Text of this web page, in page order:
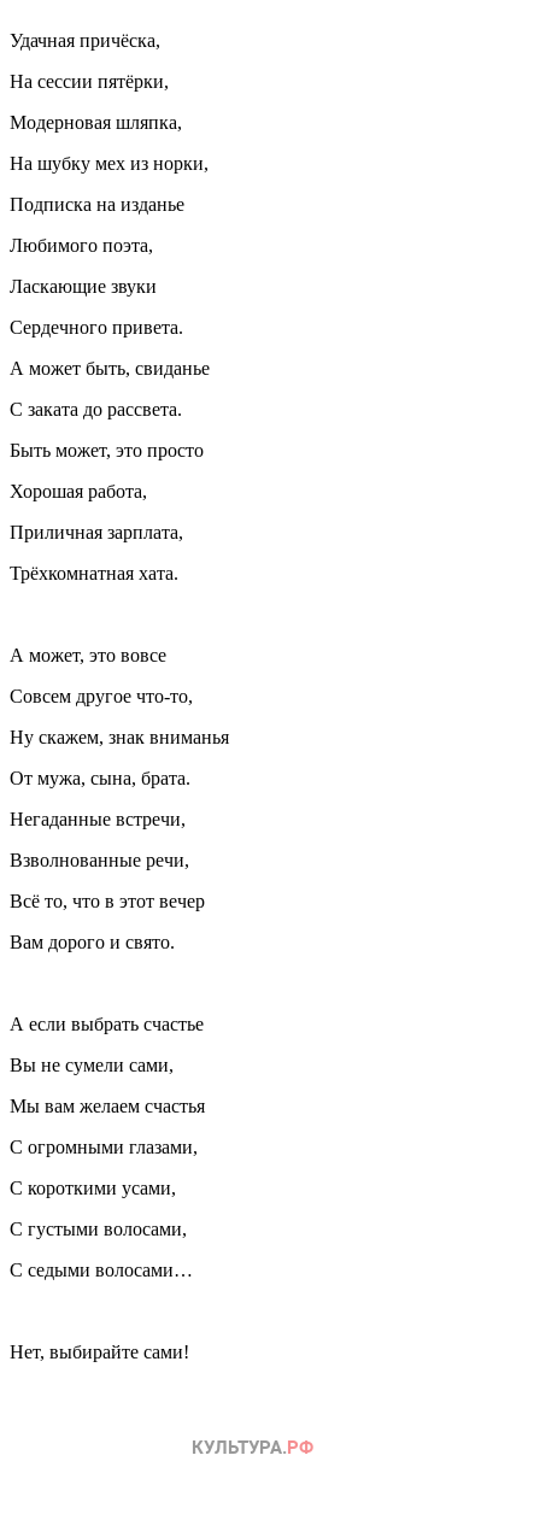
Удачная причёска,
На сессии пятёрки,
Модерновая шляпка,
На шубку мех из норки,
Подписка на изданье
Любимого поэта,
Ласкающие звуки
Сердечного привета.
А может быть, свиданье
С заката до рассвета.
Быть может, это просто
Хорошая работа,
Приличная зарплата,
Трёхкомнатная хата.
А может, это вовсе
Совсем другое что-то,
Ну скажем, знак вниманья
От мужа, сына, брата.
Негаданные встречи,
Взволнованные речи,
Всё то, что в этот вечер
Вам дорого и свято.
А если выбрать счастье
Вы не сумели сами,
Мы вам желаем счастья
С огромными глазами,
С короткими усами,
С густыми волосами,
С седыми волосами…
Нет, выбирайте сами!